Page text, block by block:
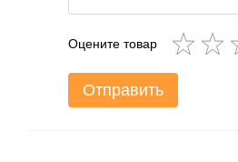
Оцените товар
Отправить